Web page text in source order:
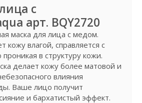
с
арт. BQY2720
маска для лица с медом.
кожу влагой, справляется с
проникая в структуру кожи.
делает кожу более матовой и
влияния
Ваше лицо получит
и бархатистый эффект.